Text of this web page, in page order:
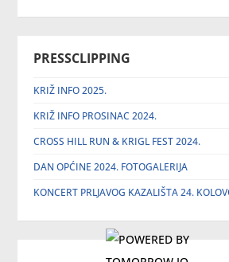
PRESSCLIPPING
KRIŽ INFO 2025.
KRIŽ INFO PROSINAC 2024.
CROSS HILL RUN & KRIGL FEST 2024.
DAN OPĆINE 2024. FOTOGALERIJA
KONCERT PRLJAVOG KAZALIŠTA 24.